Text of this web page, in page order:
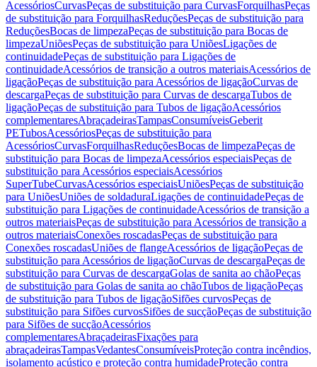
AcessóriosCurvasPeças de substituição para CurvasForquilhasPeças
de substituição para ForquilhasReduçõesPeças de substituição para
ReduçõesBocas de limpezaPeças de substituição para Bocas de
limpezaUniõesPeças de substituição para UniõesLigações de
continuidadePeças de substituição para Ligações de
continuidadeAcessórios de transição a outros materiaisAcessórios de
ligaçãoPeças de substituição para Acessórios de ligaçãoCurvas de
descargaPeças de substituição para Curvas de descargaTubos de
ligaçãoPeças de substituição para Tubos de ligaçãoAcessórios
complementaresAbraçadeirasTampasConsumíveisGeberit
PETubosAcessóriosPeças de substituição para
AcessóriosCurvasForquilhasReduçõesBocas de limpezaPeças de
substituição para Bocas de limpezaAcessórios especiaisPeças de
substituição para Acessórios especiaisAcessórios
SuperTubeCurvasAcessórios especiaisUniõesPeças de substituição
para UniõesUniões de soldaduraLigações de continuidadePeças de
substituição para Ligações de continuidadeAcessórios de transição a
outros materiaisPeças de substituição para Acessórios de transição a
outros materiaisConexões roscadasPeças de substituição para
Conexões roscadasUniões de flangeAcessórios de ligaçãoPeças de
substituição para Acessórios de ligaçãoCurvas de descargaPeças de
substituição para Curvas de descargaGolas de sanita ao chãoPeças
de substituição para Golas de sanita ao chãoTubos de ligaçãoPeças
de substituição para Tubos de ligaçãoSifões curvosPeças de
substituição para Sifões curvosSifões de sucçãoPeças de substituição
para Sifões de sucçãoAcessórios
complementaresAbraçadeirasFixações para
abraçadeirasTampasVedantesConsumíveisProteção contra incêndios,
isolamento acústico e proteção contra humidadeProteção contra